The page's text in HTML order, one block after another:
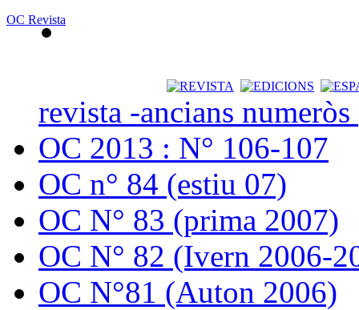
OC Revista
revista -ancians
OC 2013 : N° 106-107
OC n° 84 (estiu 07)
OC N° 83 (prima 2007)
OC N° 82 (Ivern 2006-
OC N°81 (Auton 2006)